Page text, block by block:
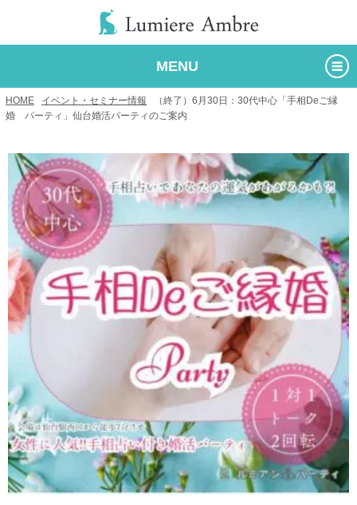
MENU
HOME イベント・セミナー情報
（終了）6月30日：30代中心「手相Deご縁
婚 パーティ」仙台婚活パーティのご案内